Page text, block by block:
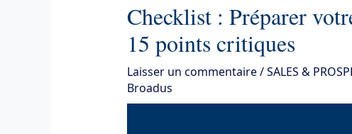
Checklist : Préparer
15 points critiques
Laisser un commentaire/SALES &
Broadus